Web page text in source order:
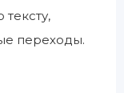
переходы.